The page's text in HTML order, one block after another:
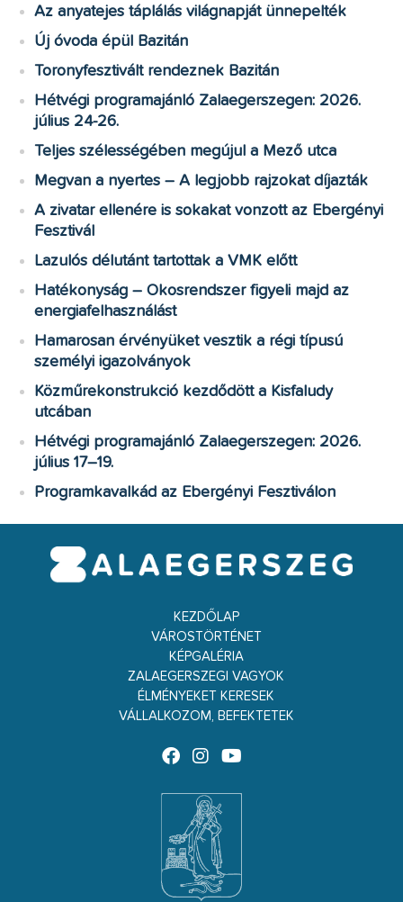
Az anyatejes táplálás világnapját ünnepelték
Új óvoda épül Bazitán
Toronyfesztivált rendeznek Bazitán
Hétvégi programajánló Zalaegerszegen: 2026.
július 24-26.
Teljes szélességében megújul a Mező utca
Megvan a nyertes – A legjobb rajzokat díjazták
A zivatar ellenére is sokakat vonzott az Ebergényi
Fesztivál
Lazulós délutánt tartottak a VMK előtt
Hatékonyság – Okosrendszer figyeli majd az
energiafelhasználást
Hamarosan érvényüket vesztik a régi típusú
személyi igazolványok
Közműrekonstrukció kezdődött a Kisfaludy
utcában
Hétvégi programajánló Zalaegerszegen: 2026.
július 17–19.
Programkavalkád az Ebergényi Fesztiválon
KEZDŐLAP
VÁROSTÖRTÉNET
KÉPGALÉRIA
ZALAEGERSZEGI VAGYOK
ÉLMÉNYEKET KERESEK
VÁLLALKOZOM, BEFEKTETEK